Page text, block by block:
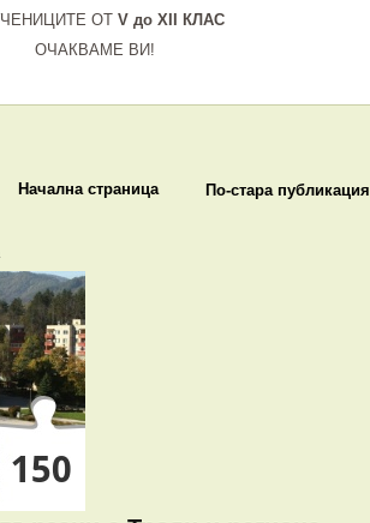
ОТ V до XII КЛАС
ОЧАКВАМЕ ВИ!
По-стара публикация
Начална страница